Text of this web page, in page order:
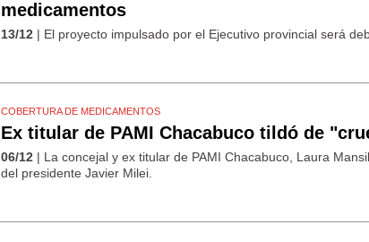
medicamentos
13/12 | El proyecto impulsado por el Ejecutivo provincial será
COBERTURA DE MEDICAMENTOS
Ex titular de PAMI Chacabuco tildó de
06/12 | La concejal y ex titular de PAMI Chacabuco, Laura
del presidente Javier Milei.